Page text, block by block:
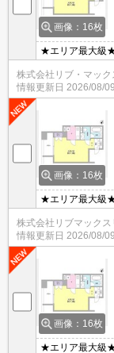
画像：16枚
★エリア最大級★
費用クレジット
に一度も来店せ
いる物件は全て
付けください★
株式会社リブ・マック
情報更新日 2026/08/09
画像：16枚
★エリア最大級★
費用クレジット
に一度も来店せ
いる物件は全て
付けください★
株式会社リブマック
情報更新日 2026/08/09
画像：16枚
★エリア最大級★